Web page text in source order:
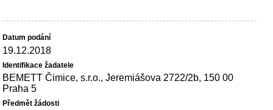
19.12.2018
BEMETT Čimice, s.r.o., Jeremiášova 2722/2b, 150 00
Praha 5